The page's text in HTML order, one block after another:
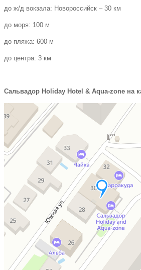
до ж/д вокзала: Новороссийск – 30 км
до моря: 100 м
до пляжа: 600 м
до центра: 3 км
Сальвадор Holiday Hotel & Aqua-zone на